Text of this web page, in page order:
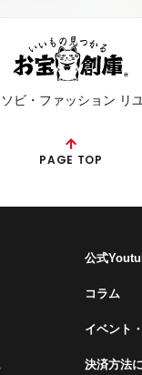
おけるご入金口座は、
の口座に限らせていた
の問題等の場合は、お
様へご連絡をさしあげ
及び処分権は当社が有
ります。その後商品を
ビ・ファッション リ
PAGE TOP
公式
コラム
イベント
決済方法